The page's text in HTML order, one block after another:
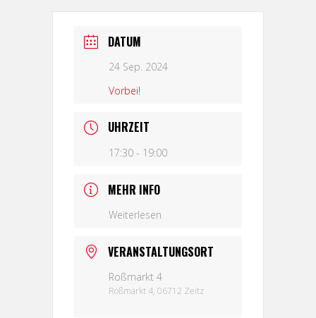
DATUM
24 Sep. 2024
Vorbei!
UHRZEIT
17:30 - 19:00
MEHR INFO
Weiterlesen
VERANSTALTUNGSORT
Roßmarkt 4
Roßmarkt 4, 06712 Zeitz